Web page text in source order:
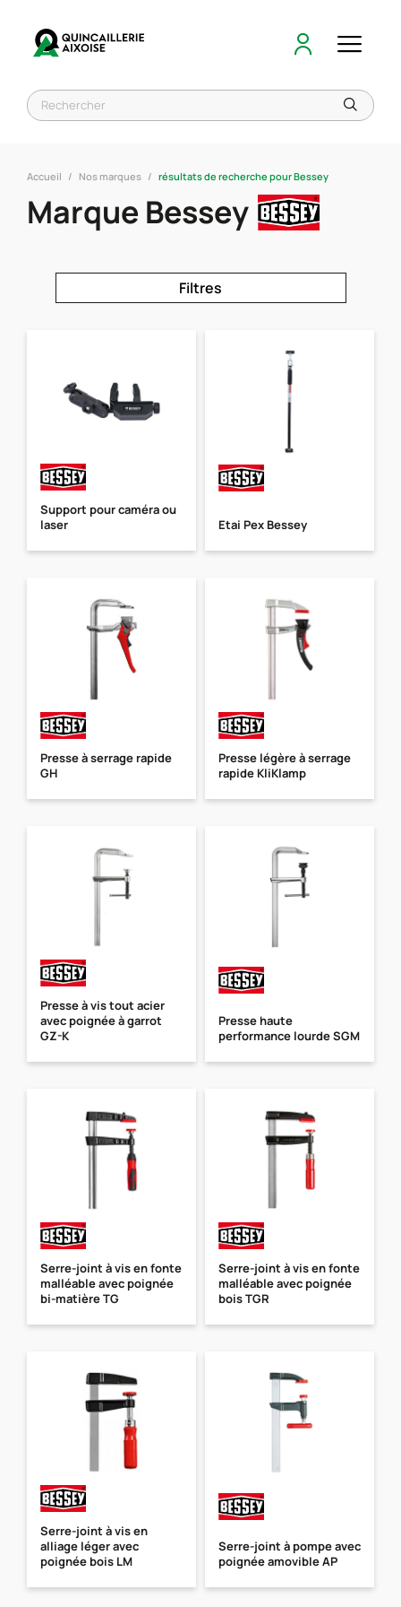
Accueil Nos marques résultats de recherche pour Bessey
Marque Bessey
Filtres
Support pour caméra ou
laser
Etai Pex Bessey
Presse à serrage rapide
GH
Presse légère à serrage
rapide KliKlamp
Presse à vis tout acier
avec poignée à garrot
GZ-K
Presse haute
performance lourde SGM
Serre-joint à vis en fonte
malléable avec poignée
bi-matière TG
Serre-joint à vis en fonte
malléable avec poignée
bois TGR
Serre-joint à vis en
alliage léger avec
poignée bois LM
Serre-joint à pompe avec
poignée amovible AP